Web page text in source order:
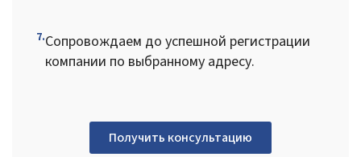
7.Сопровождаем до успешной регистрации
компании по выбранному адресу.
Получить консультацию